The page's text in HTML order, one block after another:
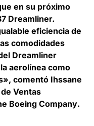
en su próximo
Dreamliner.
eficiencia de
comodidades
Dreamliner
aerolínea como
comentó Ihssane
Ventas
Boeing Company.